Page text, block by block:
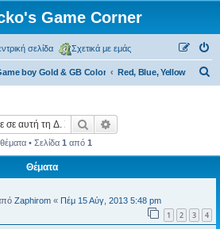
Game Corner
σελίδα Σχετικά με εμάς
boy Gold & GB Color Red, Blue, Yellow
η
Αναζήτηση
• Σελίδα 1 από 1
Θέματα
Zaphirom « Πέμ 15 Αύγ, 2013 5:48 pm
1 2 3 4